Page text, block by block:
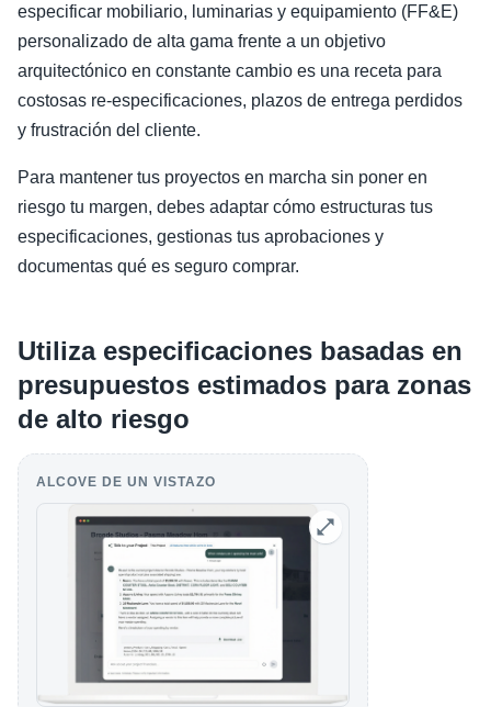
especificar mobiliario, luminarias y equipamiento (FF&E)
personalizado de alta gama frente a un objetivo
arquitectónico en constante cambio es una receta para
costosas re-especificaciones, plazos de entrega perdidos
y frustración del cliente.
Para mantener tus proyectos en marcha sin poner en
riesgo tu margen, debes adaptar cómo estructuras tus
especificaciones, gestionas tus aprobaciones y
documentas qué es seguro comprar.
Utiliza especificaciones basadas en
presupuestos estimados para zonas
de alto riesgo
ALCOVE DE UN VISTAZO